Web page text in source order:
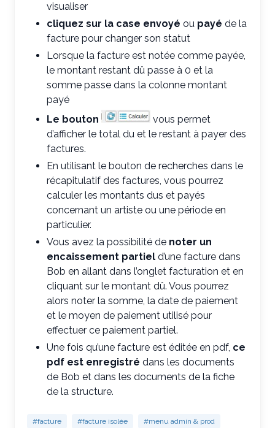
visualiser
cliquez sur la case envoyé ou payé de la
facture pour changer son statut
Lorsque la facture est notée comme payée,
le montant restant dû passe à 0 et la
somme passe dans la colonne montant
payé
Le bouton
vous permet
d’afficher le total du et le restant à payer des
factures.
En utilisant le bouton de recherches dans le
récapitulatif des factures, vous pourrez
calculer les montants dus et payés
concernant un artiste ou une période en
particulier.
Vous avez la possibilité de noter un
encaissement partiel d’une facture dans
Bob en allant dans l’onglet facturation et en
cliquant sur le montant dû. Vous pourrez
alors noter la somme, la date de paiement
et le moyen de paiement utilisé pour
effectuer ce paiement partiel.
Une fois qu’une facture est éditée en pdf, ce
pdf est enregistré dans les documents
de Bob et dans les documents de la fiche
de la structure.
#facture #facture isolée #menu admin & prod